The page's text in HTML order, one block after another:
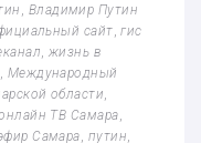
Владимир Путин
сайт ,гис
жизнь в
Международный
области
ТВ Самара
Самара путин